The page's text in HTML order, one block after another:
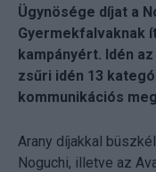
Ügynösége díjat a
Gyermekfalvaknak
kampányért. Idén
zsűri idén 13
kommunikációs
Arany díjakkal
Noguchi, illetve az